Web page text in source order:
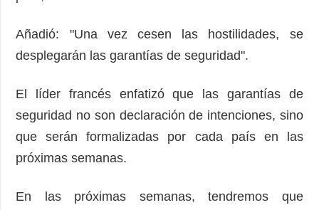
Añadió: "Una vez cesen las hostilidades, se
desplegarán las garantías de seguridad".
El líder francés enfatizó que las garantías de
seguridad no son declaración de intenciones, sino
que serán formalizadas por cada país en las
próximas semanas.
En las próximas semanas, tendremos que